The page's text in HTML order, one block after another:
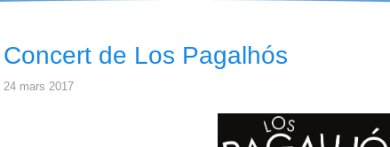
Concert de Los Pagalhós
24 mars 2017